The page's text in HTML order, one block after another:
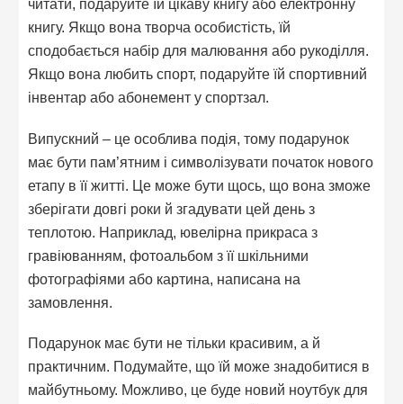
читати, подаруйте їй цікаву книгу або електронну
книгу. Якщо вона творча особистість, їй
сподобається набір для малювання або рукоділля.
Якщо вона любить спорт, подаруйте їй спортивний
інвентар або абонемент у спортзал.
Випускний – це особлива подія, тому подарунок
має бути пам’ятним і символізувати початок нового
етапу в її житті. Це може бути щось, що вона зможе
зберігати довгі роки й згадувати цей день з
теплотою. Наприклад, ювелірна прикраса з
гравіюванням, фотоальбом з її шкільними
фотографіями або картина, написана на
замовлення.
Подарунок має бути не тільки красивим, а й
практичним. Подумайте, що їй може знадобитися в
майбутньому. Можливо, це буде новий ноутбук для